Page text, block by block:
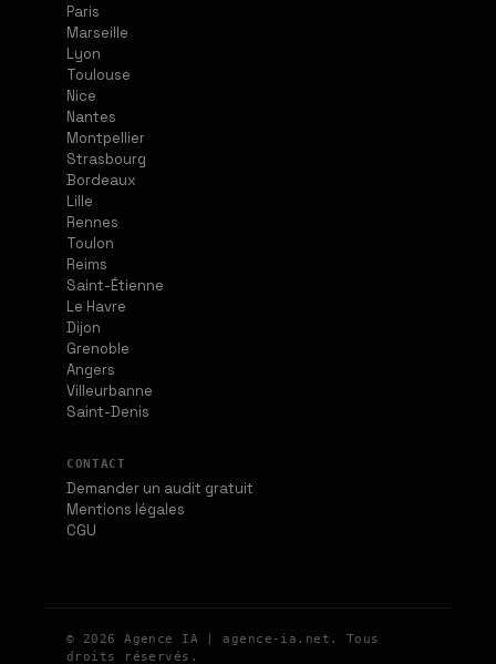
Paris
Marseille
Lyon
Toulouse
Nice
Nantes
Montpellier
Strasbourg
Bordeaux
Lille
Rennes
Toulon
Reims
Saint-Étienne
Le Havre
Dijon
Grenoble
Angers
Villeurbanne
Saint-Denis
CONTACT
Demander un audit gratuit
Mentions légales
CGU
© 2026 Agence IA | agence-ia.net. Tous
droits réservés.